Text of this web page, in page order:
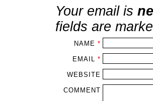
Your email is
fields are
NAME *
EMAIL *
WEBSITE
COMMENT